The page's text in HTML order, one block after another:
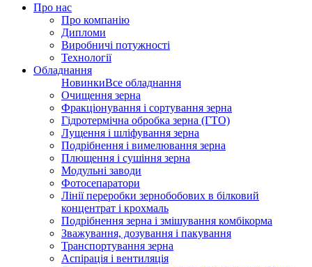
Про нас
Про компанію
Дипломи
Виробничі потужності
Технології
Обладнання
НовинкиВсе обладнання
Очищення зерна
Фракціонування і сортування зерна
Гідротермічна обробка зерна (ГТО)
Лущення і шліфування зерна
Подрібнення і вимелювання зерна
Плющення і сушіння зерна
Модульні заводи
Фотосепаратори
Лінії переробки зернобобових в білковий
концентрат і крохмаль
Подрібнення зерна і змішування комбікорма
Зважування, дозування і пакування
Транспортування зерна
Аспірація і вентиляція